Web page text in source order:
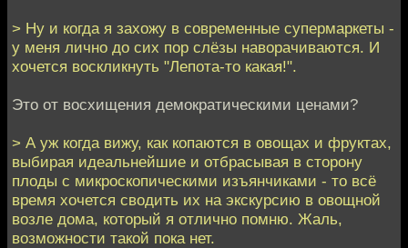
> Ну и когда я захожу в современные супермаркеты -
у меня лично до сих пор слёзы наворачиваются. И
хочется воскликнуть "Лепота-то какая!".
Это от восхищения демократическими ценами?
> А уж когда вижу, как копаются в овощах и фруктах,
выбирая идеальнейшие и отбрасывая в сторону
плоды с микроскопическими изъянчиками - то всё
время хочется сводить их на экскурсию в овощной
возле дома, который я отлично помню. Жаль,
возможности такой пока нет.